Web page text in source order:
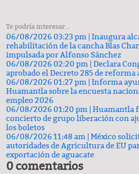
Te podría interesar...
06/08/2026 03:23 pm | Inaugura
rehabilitación de la cancha Blas
impulsada por Alfonso Sánchez
06/08/2026 02:20 pm | Declara
aprobado el Decreto 285 de
06/08/2026 01:27 pm | Informa
Huamantla sobre la encuesta
empleo 2026
06/08/2026 01:20 pm | Huamantla
concierto de grupo liberación con
los boletos
06/08/2026 11:48 am | México
autoridades de Agricultura de EU
exportación de aguacate
0 comentarios